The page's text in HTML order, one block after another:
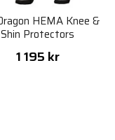
HEMA Knee &
Shin Protectors
1 195 kr